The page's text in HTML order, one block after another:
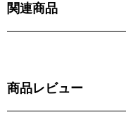
関連商品
商品レビュー